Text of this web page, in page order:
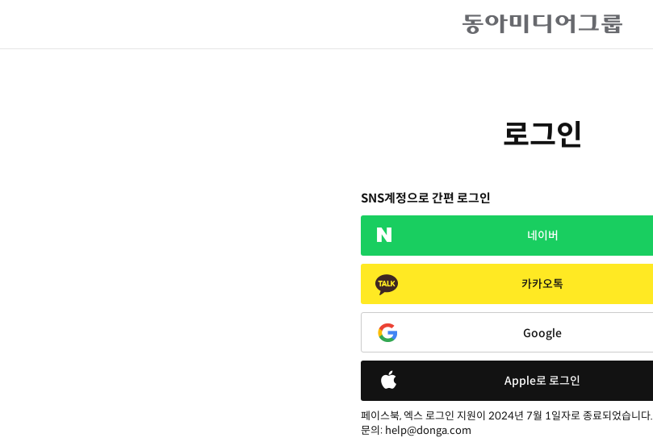
로그인
SNS계정으로 간편 로그인
네이버
카카오톡
Google
Apple로 로그인
페이스북, 엑스 로그인 지원이 2024년 7월 1일자로 종료되었습니다.
문의: help@donga.com